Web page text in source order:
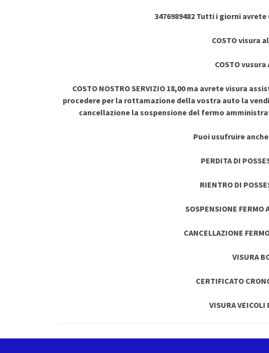
3476989482 Tutti i giorni
COSTO visura
COSTO vusura
COSTO NOSTRO SERVIZIO 18,00 ma avrete visura
procedere per la rottamazione della vostra auto la
cancellazione la sospensione del fermo
Puoi usufruire
PERDITA DI
RIENTRO DI
SOSPENSIONE FERMO
CANCELLAZIONE
VISURA
CERTIFICATO
VISURA VEICOLI